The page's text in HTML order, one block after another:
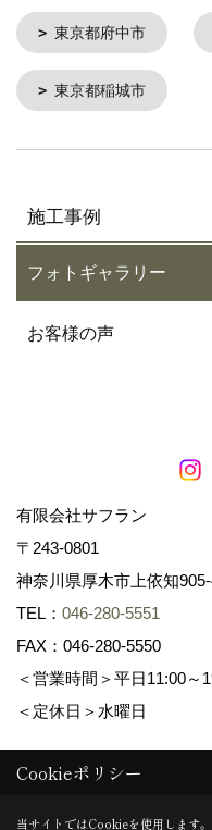
東京都府中市
東京都稲城市
施工事例
フォトギャラリー
お客様の声
有限会社サフラン
〒243-0801
神奈川県厚木市上依知
TEL： 046-280-5551
FAX：046-280-5550
＜営業時間＞平日11:00
＜定休日＞水曜日
Reserved.
Cookieポリシー
当サイトではCookieを使用します。